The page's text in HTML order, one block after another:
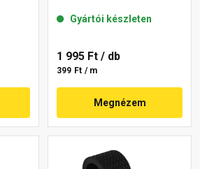
Gyártói készleten
1 995 Ft / db
399 Ft / m
Megnézem